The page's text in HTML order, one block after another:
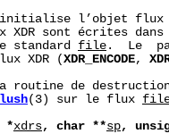
l’objet
XDR sont écrites
standard
file .  Le
XDR (
XDR_ENCODE,
routine de
(3) sur le flux
*xdrs, char **sp,